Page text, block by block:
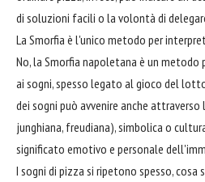
di soluzioni facili o la volontà di
La Smorfia è l'unico metodo per
No, la Smorfia napoletana è un metodo
ai sogni, spesso legato al gioco del
dei sogni può avvenire anche attraverso
junghiana, freudiana), simbolica o
significato emotivo e personale
I sogni di pizza si ripetono spesso, cosa